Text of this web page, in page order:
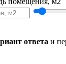
ответа и